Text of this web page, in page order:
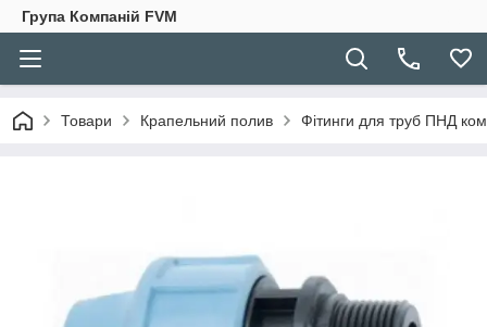
Група Компаній FVM
Товари Крапельний полив Фітинги для труб ПНД